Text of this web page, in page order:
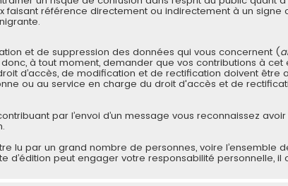
faisant référence directement ou indirectement à un signe
et de suppression des données qui vous concernent (
à tout moment, demander que vos contributions à cet
d’accès, de modification et de rectification doivent être
ou au service en charge du droit d'accès et de
par l’envoi d’un message vous reconnaissez avoir
lu par un grand nombre de personnes, voire l’ensemble
d’édition peut engager votre responsabilité personnelle, il